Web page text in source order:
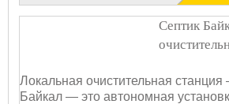
Септик
Локальная очистительная станция
Байкал — это автономная